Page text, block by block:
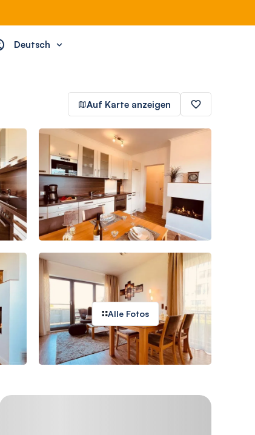
Deutsch
Auf Karte anzeigen
Alle Fotos